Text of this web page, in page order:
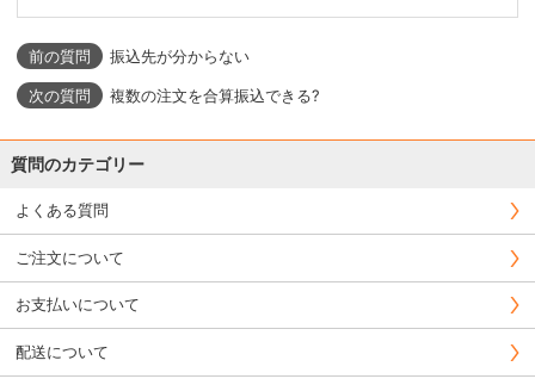
振込先が分からない
複数の注文を合算振込できる?
質問のカテゴリー
よくある質問
ご注文について
お支払いについて
配送について